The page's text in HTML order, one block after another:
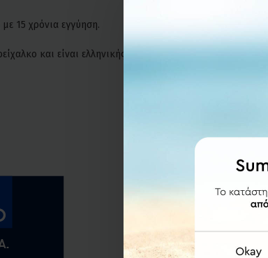
15 χρόνια εγγύηση.
και είναι ελληνικής προέλευσης.